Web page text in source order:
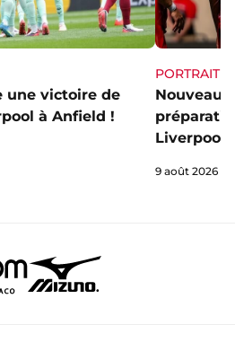
une victoire de
à Anfield !
PORTRAIT
Nouveau
Liverpool
9 août 2026